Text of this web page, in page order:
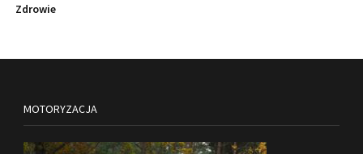
Zdrowie
MOTORYZACJA